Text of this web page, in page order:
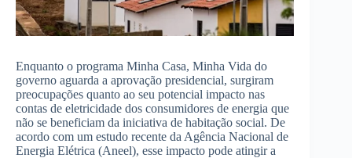
Enquanto o programa Minha Casa, Minha Vida do
governo aguarda a aprovação presidencial, surgiram
preocupações quanto ao seu potencial impacto nas
contas de eletricidade dos consumidores de energia que
não se beneficiam da iniciativa de habitação social. De
acordo com um estudo recente da Agência Nacional de
Energia Elétrica (Aneel), esse impacto pode atingir a